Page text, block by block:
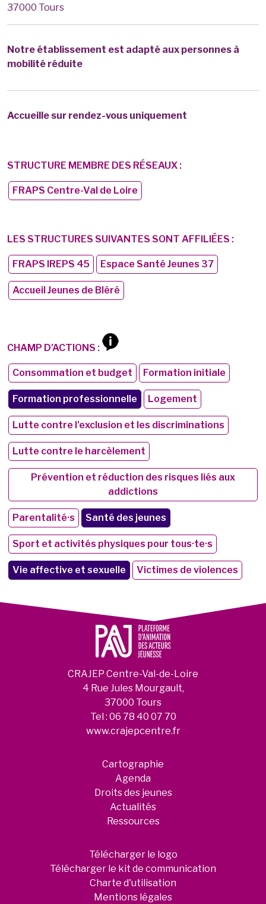
37000 Tours
Notre établissement est adapté aux personnes à
mobilité réduite
Accueille sur rendez-vous uniquement
STRUCTURE MEMBRE DES RÉSEAUX :
FRAPS Centre-Val de Loire
LES STRUCTURES SUIVANTES SONT AFFILIÉES :
FRAPS IREPS 45 Espace Santé Jeunes 37
Accueil Jeunes de Bléré
CHAMP D'ACTIONS :
Consommation et budget Formation initiale
Formation professionnelle Logement
Lutte contre l’exclusion et les discriminations
Lutte contre le harcèlement
Prévention et réduction des risques liés aux
addictions
Parentalité·s Santé des jeunes
Sport et activités physiques pour tous·te·s
Vie affective et sexuelle Victimes de violences
CRAJEP Centre-Val-de-Loire
4 Rue Jules Mourgault,
37000 Tours
Tel : 06 78 40 07 70
www.crajepcentre.fr
Cartographie
Agenda
Droits des jeunes
Actualités
Ressources
Télécharger le logo
Télécharger le kit de communication
Charte d'utilisation
Mentions légales